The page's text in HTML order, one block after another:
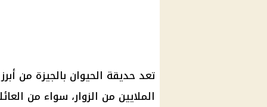
تعد حديقة الحيوان بالجيزة من
الملايين من الزوار، سواء من